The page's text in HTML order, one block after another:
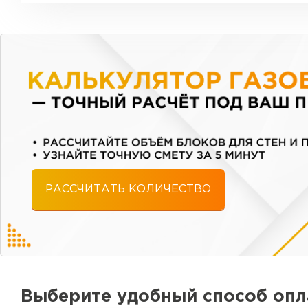
РАССЧИТАТЬ КОЛИЧЕСТВО
Выберите удобный способ